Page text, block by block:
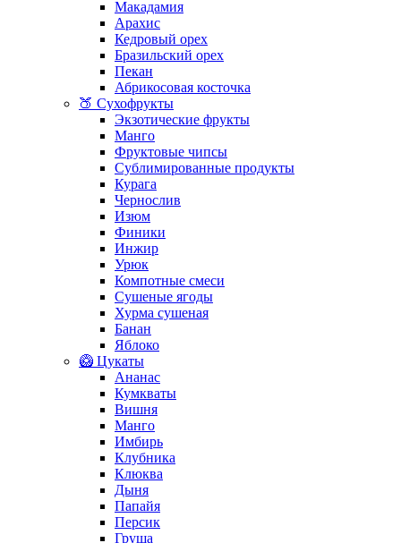
Макадамия
Арахис
Кедровый орех
Бразильский орех
Пекан
Абрикосовая косточка
🍑 Сухофрукты
Экзотические фрукты
Манго
Фруктовые чипсы
Сублимированные продукты
Курага
Чернослив
Изюм
Финики
Инжир
Урюк
Компотные смеси
Сушеные ягоды
Хурма сушеная
Банан
Яблоко
🥝 Цукаты
Ананас
Кумкваты
Вишня
Манго
Имбирь
Клубника
Клюква
Дыня
Папайя
Персик
Груша